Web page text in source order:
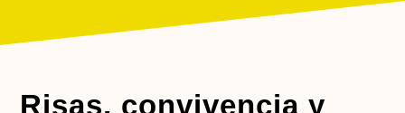
Risas, convivencia y